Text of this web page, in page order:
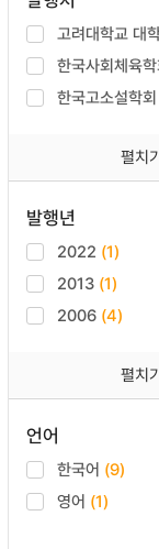
고려대학교 대
한국사회체육
한국고소설학회
펼치
발행년
2022 (1)
2013 (1)
2006 (4)
펼치
언어
한국어 (9)
영어 (1)